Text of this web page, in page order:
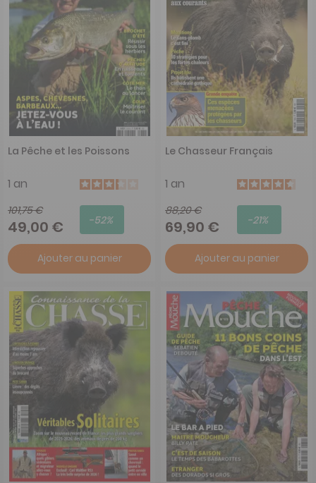
La Pêche et les Poissons
1 an
101,75 €
49,00 € -52%
Ajouter au panier
Le Chasseur Français
1 an
88,20 €
69,90 € -21%
Ajouter au panier